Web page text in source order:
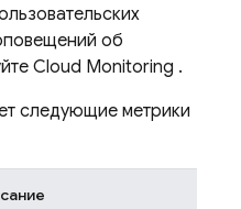
об
Cloud Monitoring .
следующие метрики